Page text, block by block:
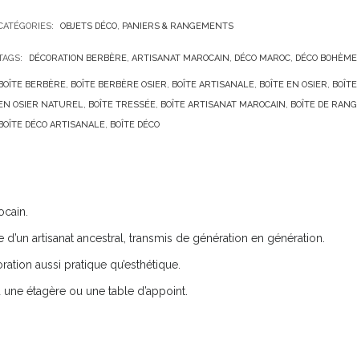
OBJETS DÉCO PANIERS & RANGEMENTS
DÉCORATION BERBÈRE ARTISANAT MAROCAIN DÉCO MAROC DÉCO BOHÈME
BERBÈRE BOÎTE BERBÈRE OSIER BOÎTE ARTISANALE BOÎTE EN OSIER
OSIER NATUREL BOÎTE TRESSÉE BOÎTE ARTISANAT MAROCAIN
BOÎTE DE
DÉCO ARTISANALE BOÎTE DÉCO
artisanat ancestral, transmis de génération en génération.
aussi pratique qu’esthétique.
étagère ou une table d’appoint.